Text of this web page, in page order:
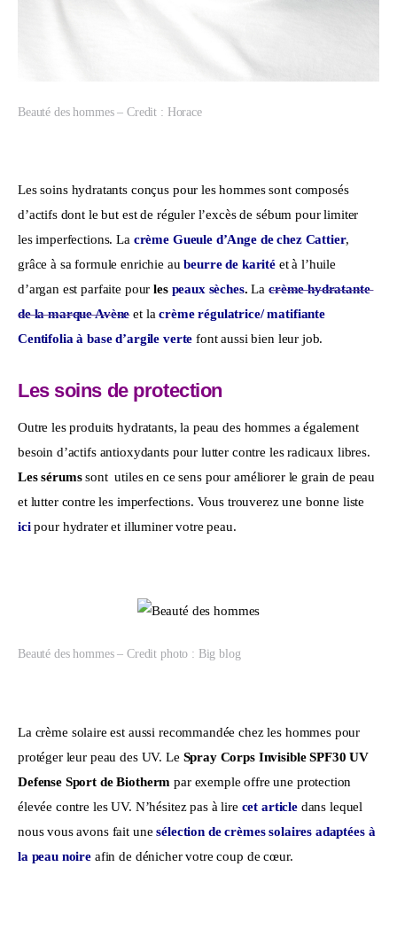
Beauté des hommes – Credit : Horace
Les soins hydratants conçus pour les hommes sont composés
d’actifs dont le but est de réguler l’excès de sébum pour limiter
les imperfections. La crème Gueule d’Ange de chez Cattier,
grâce à sa formule enrichie au beurre de karité et à l’huile
d’argan est parfaite pour les peaux sèches. La crème hydratante
de la marque Avène et la crème régulatrice/ matifiante
Centifolia à base d’argile verte font aussi bien leur job.
Les soins de protection
Outre les produits hydratants, la peau des hommes a également
besoin d’actifs antioxydants pour lutter contre les radicaux libres.
Les sérums sont  utiles en ce sens pour améliorer le grain de peau
et lutter contre les imperfections. Vous trouverez une bonne liste
ici pour hydrater et illuminer votre peau.
Beauté des hommes – Credit photo : Big blog
La crème solaire est aussi recommandée chez les hommes pour
protéger leur peau des UV. Le Spray Corps Invisible SPF30 UV
Defense Sport de Biotherm par exemple offre une protection
élevée contre les UV. N’hésitez pas à lire cet article dans lequel
nous vous avons fait une sélection de crèmes solaires adaptées à
la peau noire afin de dénicher votre coup de cœur.